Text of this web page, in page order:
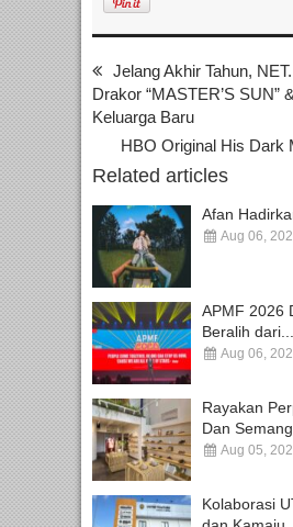
Jelang Akhir Tahun,
Drakor “MASTER’S SUN”
Keluarga Baru
HBO Original His Dark
Related articles
Afan
Aug 06,
APMF 2026
Beralih dari...
Aug 06,
Rayakan
Dan
Aug 05,
Kolaborasi